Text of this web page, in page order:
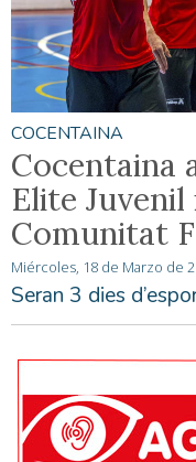
COCENTAINA
Cocentaina
Elite
Comunitat
Miércoles, 18 de Marzo de
Seran 3 dies